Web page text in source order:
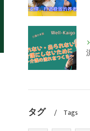
タグ Tags